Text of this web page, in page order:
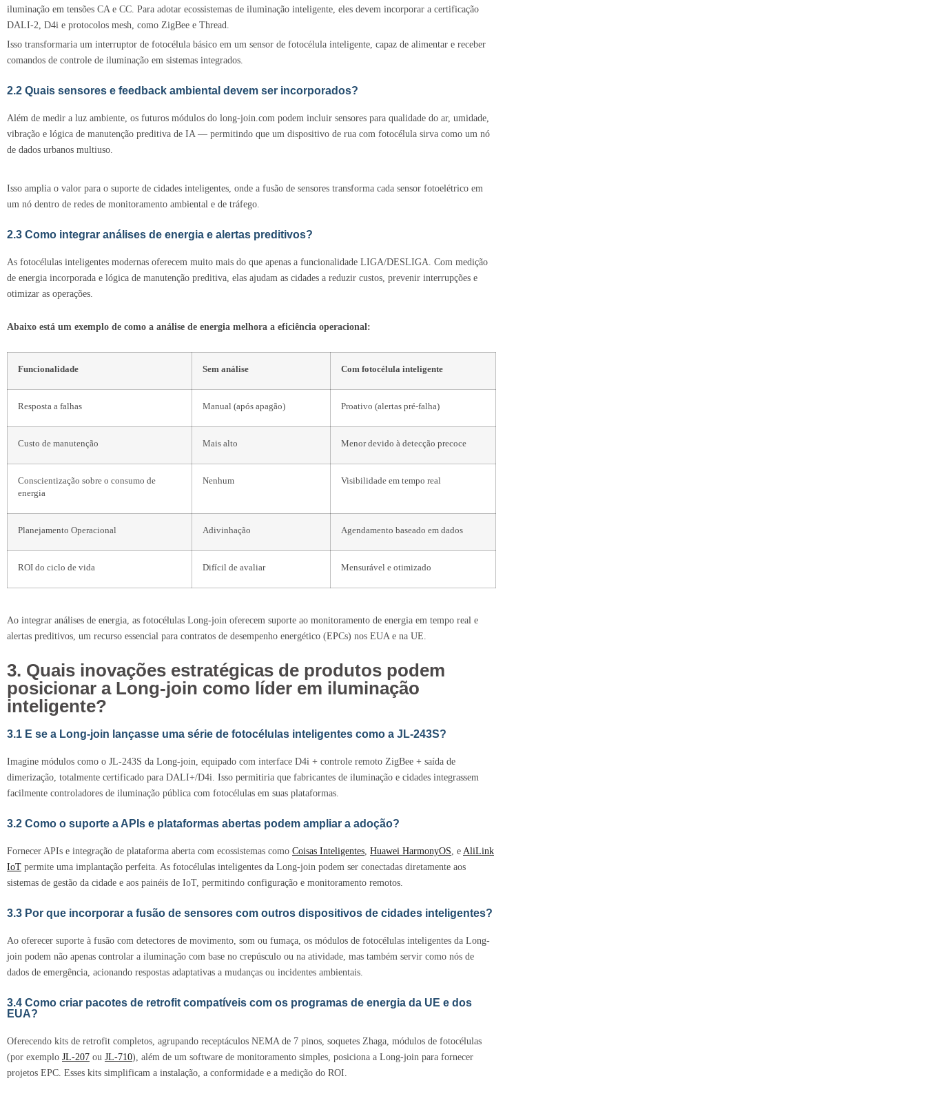
iluminação em tensões CA e CC. Para adotar ecossistemas de iluminação inteligente, eles devem incorporar a certificação
DALI-2, D4i e protocolos mesh, como ZigBee e Thread.
Isso transformaria um interruptor de fotocélula básico em um sensor de fotocélula inteligente, capaz de alimentar e receber
comandos de controle de iluminação em sistemas integrados.
2.2 Quais sensores e feedback ambiental devem ser incorporados?
Além de medir a luz ambiente, os futuros módulos do long‑join.com podem incluir sensores para qualidade do ar, umidade,
vibração e lógica de manutenção preditiva de IA — permitindo que um dispositivo de rua com fotocélula sirva como um nó
de dados urbanos multiuso.
Isso amplia o valor para o suporte de cidades inteligentes, onde a fusão de sensores transforma cada sensor fotoelétrico em
um nó dentro de redes de monitoramento ambiental e de tráfego.
2.3 Como integrar análises de energia e alertas preditivos?
As fotocélulas inteligentes modernas oferecem muito mais do que apenas a funcionalidade LIGA/DESLIGA. Com medição
de energia incorporada e lógica de manutenção preditiva, elas ajudam as cidades a reduzir custos, prevenir interrupções e
otimizar as operações.
Abaixo está um exemplo de como a análise de energia melhora a eficiência operacional:
Funcionalidade Sem análise Com fotocélula inteligente
Resposta a falhas Manual (após apagão) Proativo (alertas pré-falha)
Custo de manutenção Mais alto Menor devido à detecção precoce
Conscientização sobre o consumo de
energia
Nenhum Visibilidade em tempo real
Planejamento Operacional Adivinhação Agendamento baseado em dados
ROI do ciclo de vida Difícil de avaliar Mensurável e otimizado
Ao integrar análises de energia, as fotocélulas Long-join oferecem suporte ao monitoramento de energia em tempo real e
alertas preditivos, um recurso essencial para contratos de desempenho energético (EPCs) nos EUA e na UE.
3. Quais inovações estratégicas de produtos podem
posicionar a Long-join como líder em iluminação
inteligente?
3.1 E se a Long-join lançasse uma série de fotocélulas inteligentes como a JL‑243S?
Imagine módulos como o JL-243S da Long-join, equipado com interface D4i + controle remoto ZigBee + saída de
dimerização, totalmente certificado para DALI+/D4i. Isso permitiria que fabricantes de iluminação e cidades integrassem
facilmente controladores de iluminação pública com fotocélulas em suas plataformas.
3.2 Como o suporte a APIs e plataformas abertas podem ampliar a adoção?
Fornecer APIs e integração de plataforma aberta com ecossistemas como Coisas Inteligentes, Huawei HarmonyOS, e AliLink
IoT permite uma implantação perfeita. As fotocélulas inteligentes da Long-join podem ser conectadas diretamente aos
sistemas de gestão da cidade e aos painéis de IoT, permitindo configuração e monitoramento remotos.
3.3 Por que incorporar a fusão de sensores com outros dispositivos de cidades inteligentes?
Ao oferecer suporte à fusão com detectores de movimento, som ou fumaça, os módulos de fotocélulas inteligentes da Long-
join podem não apenas controlar a iluminação com base no crepúsculo ou na atividade, mas também servir como nós de
dados de emergência, acionando respostas adaptativas a mudanças ou incidentes ambientais.
3.4 Como criar pacotes de retrofit compatíveis com os programas de energia da UE e dos
EUA?
Oferecendo kits de retrofit completos, agrupando receptáculos NEMA de 7 pinos, soquetes Zhaga, módulos de fotocélulas
(por exemplo JL‑207 ou JL‑710), além de um software de monitoramento simples, posiciona a Long-join para fornecer
projetos EPC. Esses kits simplificam a instalação, a conformidade e a medição do ROI.